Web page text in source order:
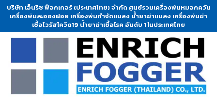
บริษัท เอ็นริช ฟ็อกเกอร์ (ประเทศไทย) จำกัด ศูนย์รวมเครื่องพ่นหมอกควัน
เครื่องพ่นละอองฝอย เครื่องพ่นกำจัดแมลง น้ำยาฆ่าแมลง เครื่องพ่นฆ่า
เชื้อไวรัสโควิด19 น้ำยาฆ่าเชื้อโรค อันดับ 1 ในประเทศไทย